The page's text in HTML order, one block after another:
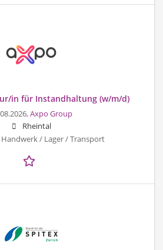
in für Instandhaltung (w/m/d)
Axpo Group
Rheintal
Handwerk / Lager / Transport